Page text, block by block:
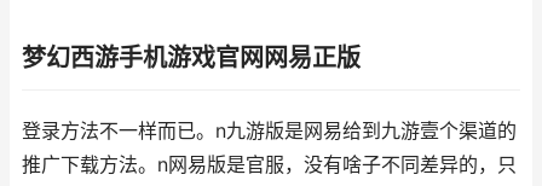
梦幻西游手机游戏官网网易正版
登录方法不一样而已。n九游版是网易给到九游壹个渠道的
推广下载方法。n网易版是官服，没有啥子不同差异的，只